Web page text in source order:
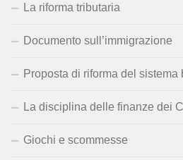
La riforma tributaria
Documento sull’immigrazione
Proposta di riforma del sistema
La disciplina delle finanze dei
Giochi e scommesse